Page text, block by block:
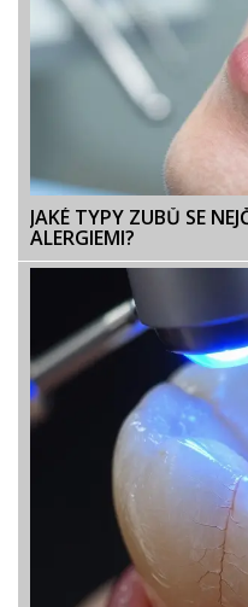
JAKÉ TYPY ZUBŮ SE
ALERGIEMI?